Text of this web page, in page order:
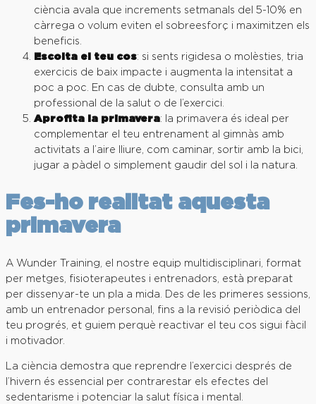
ciència avala que increments setmanals del 5-10% en
càrrega o volum eviten el sobreesforç i maximitzen els
beneficis.
Escolta el teu cos: si sents rigidesa o molèsties, tria
exercicis de baix impacte i augmenta la intensitat a
poc a poc. En cas de dubte, consulta amb un
professional de la salut o de l’exercici.
Aprofita la primavera: la primavera és ideal per
complementar el teu entrenament al gimnàs amb
activitats a l’aire lliure, com caminar, sortir amb la bici,
jugar a pàdel o simplement gaudir del sol i la natura.
Fes-ho realitat aquesta
primavera
A Wunder Training, el nostre equip multidisciplinari, format
per metges, fisioterapeutes i entrenadors, està preparat
per dissenyar-te un pla a mida. Des de les primeres sessions,
amb un entrenador personal, fins a la revisió periòdica del
teu progrés, et guiem perquè reactivar el teu cos sigui fàcil
i motivador.
La ciència demostra que reprendre l’exercici després de
l’hivern és essencial per contrarestar els efectes del
sedentarisme i potenciar la salut física i mental.